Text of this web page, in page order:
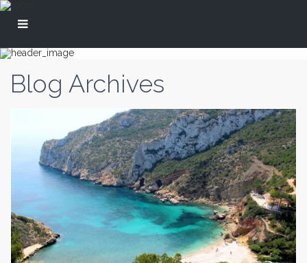
Blog Archives